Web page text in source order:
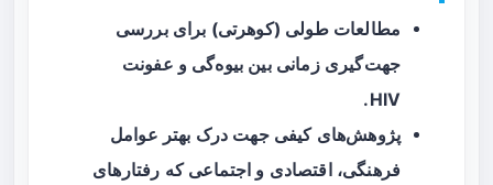
مطالعات طولی (کوهرتی) برای بررسی
جهت‌گیری زمانی بین بیوه‌گی و عفونت
HIV.
پژوهش‌های کیفی جهت درک بهتر عوامل
فرهنگی، اقتصادی و اجتماعی که رفتارهای